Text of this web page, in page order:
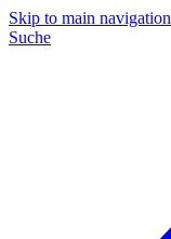
Skip to main navigation
Suche